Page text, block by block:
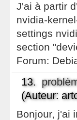
J'ai à partir
nvidia-
settings
section
Forum:
13.
(Auteur:
Bonjour, j'ai